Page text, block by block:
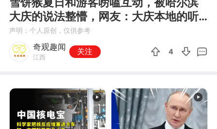
大庆的说法整懵，网友：大庆本地的听
完也懵了
声明：个人原创，仅供参考
奇观趣闻
江西
关注 4